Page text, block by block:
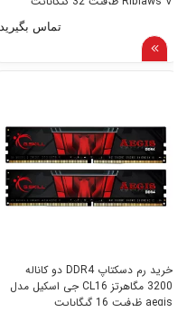
تماس بگیرید
خرید رم دسکتاپ DDR4 دو کاناله
3200 مگاهرتز CL16 جی اسکیل مدل
aegis ظرفیت 16 گیگابایت